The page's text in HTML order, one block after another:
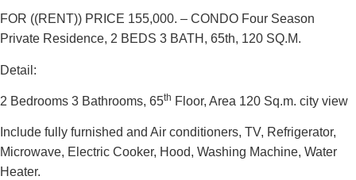
FOR ((RENT)) PRICE 155,000. – CONDO Four Season
Private Residence, 2 BEDS 3 BATH, 65th, 120 SQ.M.
Detail:
2 Bedrooms 3 Bathrooms, 65th Floor, Area 120 Sq.m. city view
Include fully furnished and Air conditioners, TV, Refrigerator,
Microwave, Electric Cooker, Hood, Washing Machine, Water
Heater.